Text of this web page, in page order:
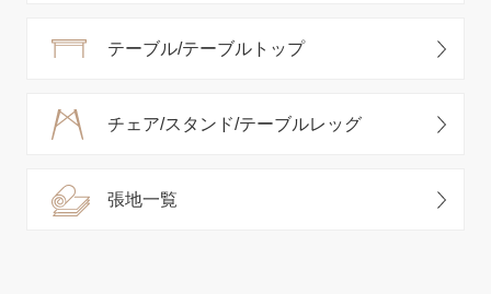
テーブル/テーブルトップ
チェア/スタンド/テーブルレッグ
張地一覧